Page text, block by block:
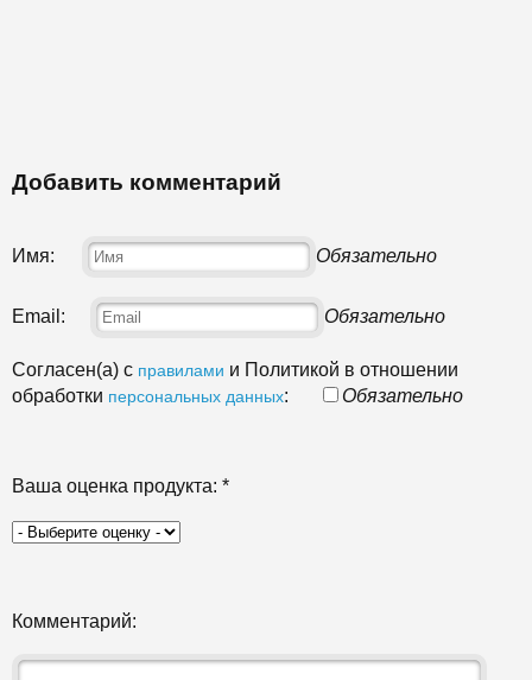
Добавить комментарий
Имя: Обязательно
Email: Обязательно
Согласен(а) с правилами и Политикой в отношении
обработки персональных данных: Обязательно
Ваша оценка продукта: *
Комментарий: